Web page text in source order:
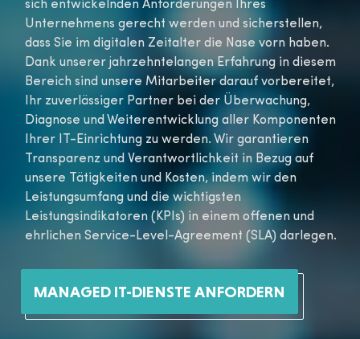
sich entwickelnden Anforderungen Ihres
Unternehmens gerecht werden und sicherstellen,
dass Sie im digitalen Zeitalter die Nase vorn haben.
Dank unserer jahrzehntelangen Erfahrung in diesem
Bereich sind unsere Mitarbeiter darauf vorbereitet,
Ihr zuverlässiger Partner bei der Überwachung,
Diagnose und Weiterentwicklung aller Komponenten
Ihrer IT-Einrichtung zu werden. Wir garantieren
Transparenz und Verantwortlichkeit in Bezug auf
unsere Tätigkeiten und Kosten, indem wir den
Leistungsumfang und die wichtigsten
Leistungsindikatoren (KPIs) in einem offenen und
ehrlichen Service-Level-Agreement (SLA) darlegen.
MANAGED IT-DIENSTE ANFORDERN